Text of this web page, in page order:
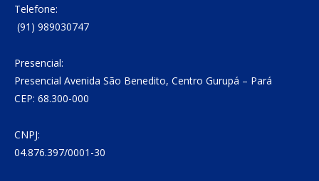
Telefone:
(91) 989030747
Presencial:
Presencial Avenida São Benedito, Centro Gurupá – Pará
CEP: 68.300-000
CNPJ:
04.876.397/0001-30